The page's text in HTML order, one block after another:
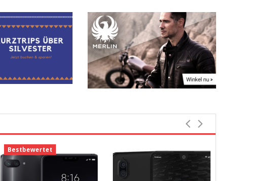
Bestbewertet